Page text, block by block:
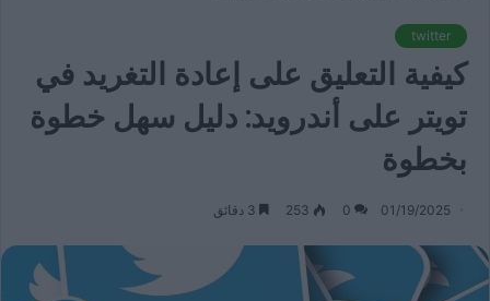
twitter
كيفية التعليق على إعادة التغريد في
تويتر على أندرويد: دليل سهل خطوة
بخطوة
01/19/2025
0
253